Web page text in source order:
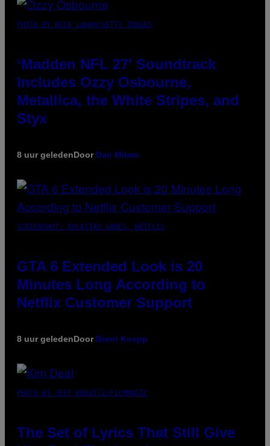
PHOTO BY NICK LAHAM/GETTY IMAGES
‘Madden NFL 27’ Soundtrack
Includes Ozzy Osbourne,
Metallica, the White Stripes, and
Styx
8 uur geledenDoor Dan Milam
SCREENSHOT: ROCKSTAR GAMES, NETFLIX
GTA 6 Extended Look is 20
Minutes Long According to
Netflix Customer Support
8 uur geledenDoor Brent Koepp
PHOTO BY JEFF KRAVITZ/FILMMAGIC
The Set of Lyrics That Still Give